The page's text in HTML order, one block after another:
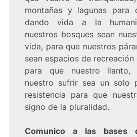
montañas y lagunas para
dando vida a la
nuestros bosques sean
vida, para que nuestros
sean espacios de
para que nuestro llanto,
nuestro sufrir sea un solo
resistencia para que
signo de la pluralidad.
Comunico a las bases